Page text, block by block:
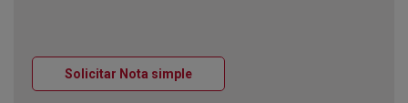
Solicitar Nota simpleVentana nueva